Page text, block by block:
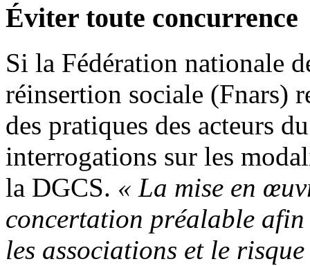
Éviter toute concurrence
Si la Fédération nationale
réinsertion sociale (Fnars)
des pratiques des acteurs
interrogations sur les
la DGCS. « La mise en
concertation préalable
les associations et le